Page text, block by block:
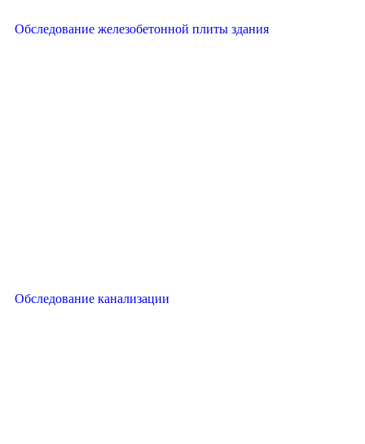
Обследование железобетонной плиты здания
Обследование канализации